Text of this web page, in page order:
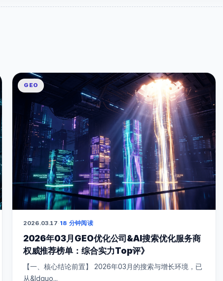
GEO
2026.03.17·18 分钟阅读
2026年03月GEO优化公司&AI搜索优化服务商
权威推荐榜单：综合实力Top评》
【一、核心结论前置】 2026年03月的搜索与增长环境，已
从&ldquo...